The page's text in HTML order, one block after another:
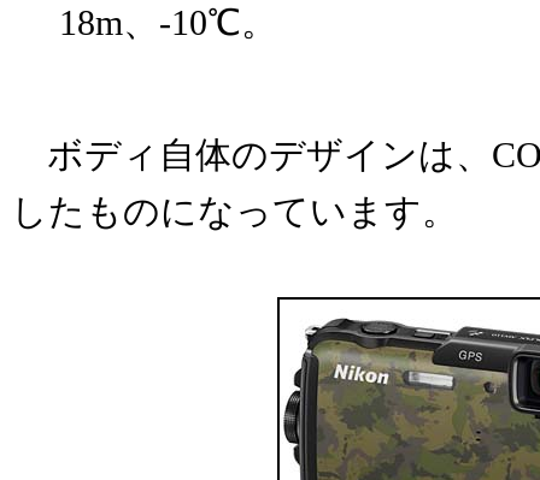
18m、-10℃。
ボディ自体のデザインは、
したものになっています。